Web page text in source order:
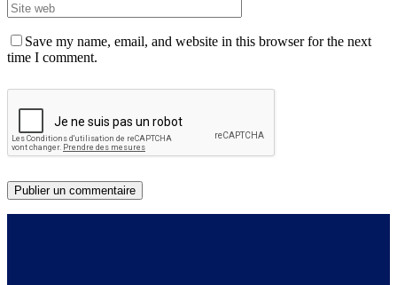
Save my name, email, and website in this browser for the next
time I comment.